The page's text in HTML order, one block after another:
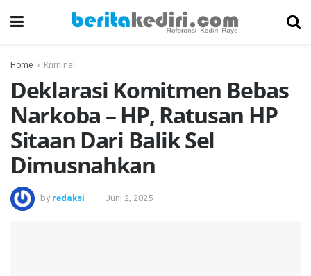
Home Kriminal
Deklarasi Komitmen Bebas
Narkoba – HP, Ratusan HP
Sitaan Dari Balik Sel
Dimusnahkan
by redaksi Juni 2, 2025